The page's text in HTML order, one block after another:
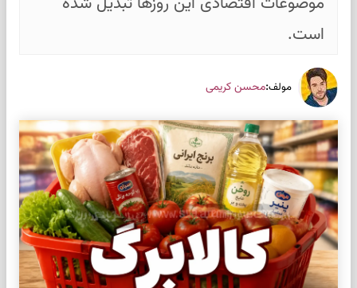
است.
مولف:محسن کریمی